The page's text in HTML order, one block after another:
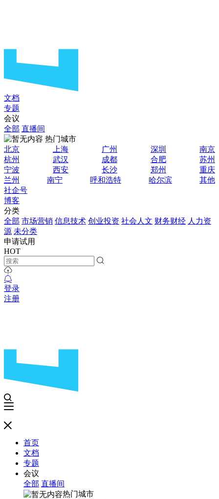
文档
专题
会议
全部 直播间
热门城市
北京
上海 广州 深圳
南京
杭州
武汉 成都 合肥
苏州
宁波
西安 长沙 郑州
重庆
兰州
南宁 呼和浩特 哈尔滨
其他
社企号
博客
分类
全部 市场营销 信息技术 创业投资 社会人文 财务财经 人力资
源 未分类
申请试用
HOT
登录
注册
首页
文档
专题
会议
全部 直播间
热门城市